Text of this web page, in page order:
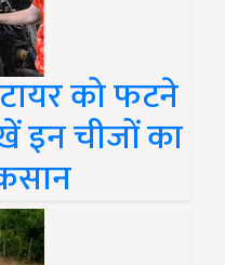
टायर को फटने
इन चीजों का